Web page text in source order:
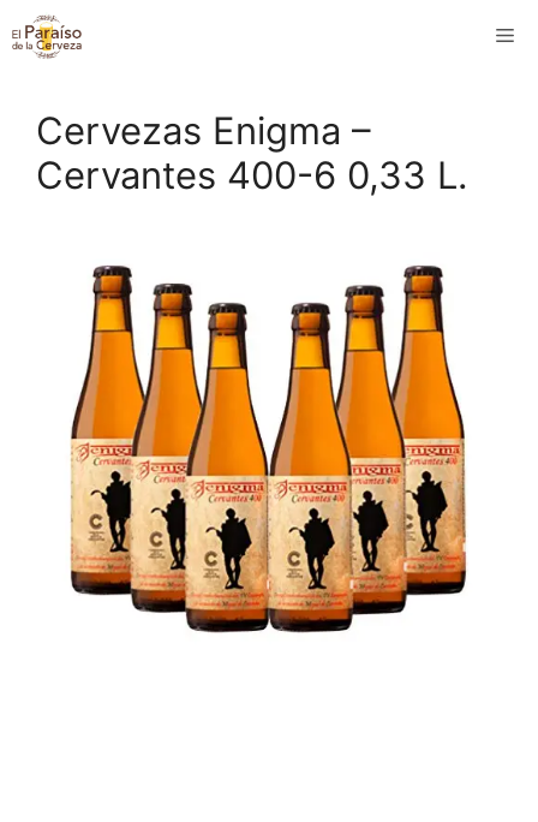
Saltar
al
Cervezas Enigma –
Cervantes 400-6 0,33 L.